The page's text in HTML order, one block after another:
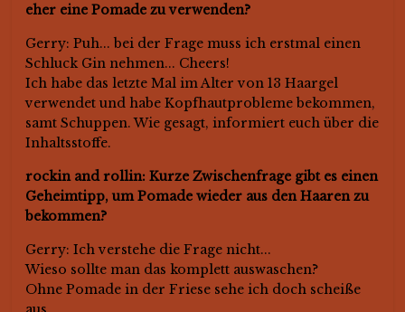
eher eine Pomade zu verwenden?
Gerry: Puh... bei der Frage muss ich erstmal einen
Schluck Gin nehmen... Cheers!
Ich habe das letzte Mal im Alter von 13 Haargel
verwendet und habe Kopfhautprobleme bekommen,
samt Schuppen. Wie gesagt, informiert euch über die
Inhaltsstoffe.
rockin and rollin: Kurze Zwischenfrage gibt es einen
Geheimtipp, um Pomade wieder aus den Haaren zu
bekommen?
Gerry: Ich verstehe die Frage nicht...
Wieso sollte man das komplett auswaschen?
Ohne Pomade in der Friese sehe ich doch scheiße